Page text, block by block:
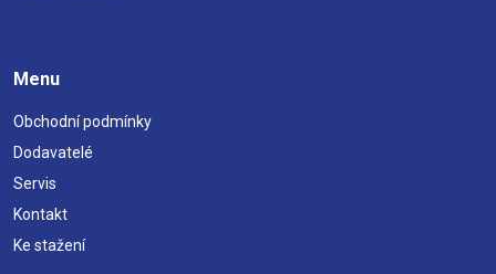
Menu
Obchodní podmínky
Dodavatelé
Servis
Kontakt
Ke stažení